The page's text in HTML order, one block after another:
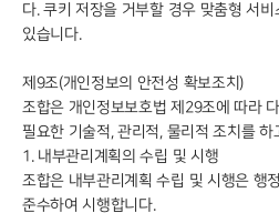
다. 쿠키 저장을 거부할 경우 맞춤형 서
있습니다.
제9조(개인정보의 안전성 확보조치)
조합은 개인정보보호법 제29조에 따라
필요한 기술적, 관리적, 물리적 조치를 하
1. 내부관리계획의 수립 및 시행
조합은 내부관리계획 수립 및 시행은 행
준수하여 시행합니다.